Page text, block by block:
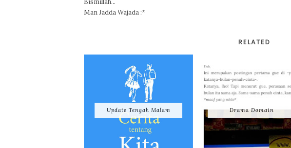
Bismillah...
Man Jadda Wajada :*
RELATED
Update Tengah Malam Drama Domain